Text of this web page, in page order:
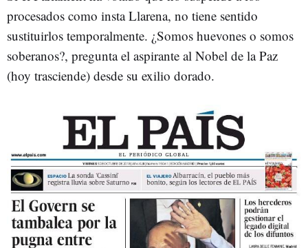
procesados como insta Llarena, no tiene sentido
sustituirlos temporalmente. ¿Somos huevones o somos
soberanos?, pregunta el aspirante al Nobel de la Paz
(hoy trasciende) desde su exilio dorado.